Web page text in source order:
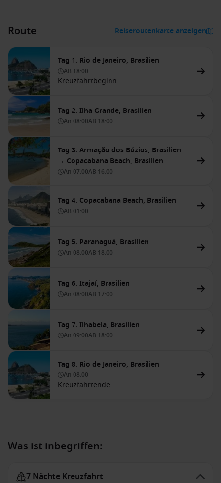
Route Reiseroutenkarte anzeigen
Tag 1. Rio de Janeiro, Brasilien
AB 18:00
Kreuzfahrtbeginn
Tag 2. Ilha Grande, Brasilien
An 08:00AB 18:00
Tag 3. Armação dos Búzios, Brasilien
→ Copacabana Beach, Brasilien
An 07:00AB 16:00
Tag 4. Copacabana Beach, Brasilien
AB 01:00
Tag 5. Paranaguá, Brasilien
An 08:00AB 18:00
Tag 6. Itajaí, Brasilien
An 08:00AB 17:00
Tag 7. Ilhabela, Brasilien
An 09:00AB 18:00
Tag 8. Rio de Janeiro, Brasilien
An 08:00
Kreuzfahrtende
Was ist inbegriffen:
7 Nächte Kreuzfahrt